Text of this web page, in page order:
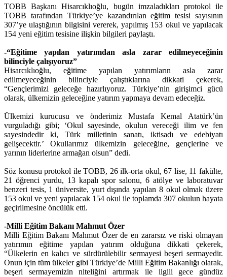
TOBB Başkanı Hisarcıklıoğlu, bugün imzaladıkları protokol ile
TOBB tarafından Türkiye’ye kazandırılan eğitim tesisi sayısının
307’ye ulaştığının bilgisini vererek, yapılmış 153 okul ve yapılacak
154 yeni eğitim tesisine ilişkin bilgileri paylaştı.
-“Eğitime yapılan yatırımdan asla zarar edilmeyeceğinin
bilinciyle çalışıyoruz”
Hisarcıklıoğlu, eğitime yapılan yatırımların asla zarar
edilmeyeceğinin bilinciyle çalıştıklarına dikkati çekerek,
“Gençlerimizi geleceğe hazırlıyoruz. Türkiye’nin girişimci gücü
olarak, ülkemizin geleceğine yatırım yapmaya devam edeceğiz.
Ülkemizi kurucusu ve önderimiz Mustafa Kemal Atatürk’ün
vurguladığı gibi; ‘Okul sayesinde, okulun vereceği ilim ve fen
sayesindedir ki, Türk milletinin sanatı, iktisadı ve edebiyatı
gelişecektir.’ Okullarımız ülkemizin geleceğine, gençlerine ve
yarının liderlerine armağan olsun” dedi.
Söz konusu protokol ile TOBB, 26 ilk-orta okul, 67 lise, 11 fakülte,
21 öğrenci yurdu, 13 kapalı spor salonu, 6 atölye ve laboratuvar
benzeri tesis, 1 üniversite, yurt dışında yapılan 8 okul olmak üzere
153 okul ve yeni yapılacak 154 okul ile toplamda 307 okulun hayata
geçirilmesine öncülük etti.
-Milli Eğitim Bakanı Mahmut Özer
Milli Eğitim Bakanı Mahmut Özer de en zararsız ve riski olmayan
yatırımın eğitime yapılan yatırım olduğuna dikkati çekerek,
“Ülkelerin en kalıcı ve sürdürülebilir sermayesi beşeri sermayedir.
Onun için tüm ülkeler gibi Türkiye’de Milli Eğitim Bakanlığı olarak,
beşeri sermayemizin niteliğini artırmak ile ilgili gece gündüz